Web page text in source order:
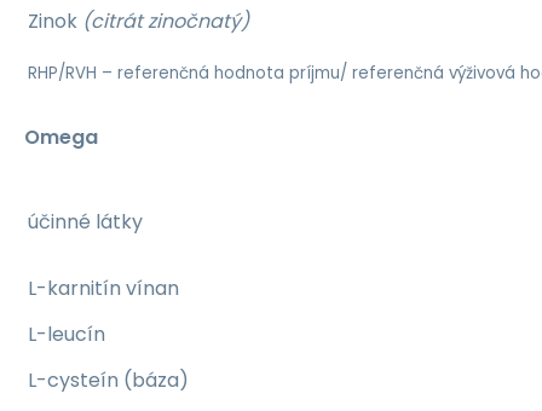
Zinok (citrát zinočnatý)
RHP/RVH – referenčná hodnota príjmu/ referenčná výživová
Omega
účinné látky
L-karnitín vínan
L-leucín
L-cysteín (báza)